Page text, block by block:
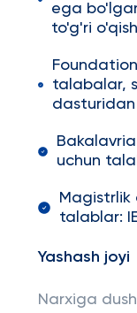
ega
to'g'ri
talabalar,
dasturidan
uchun
Magistrlik
talablar:
Yashash joyi
Narxiga